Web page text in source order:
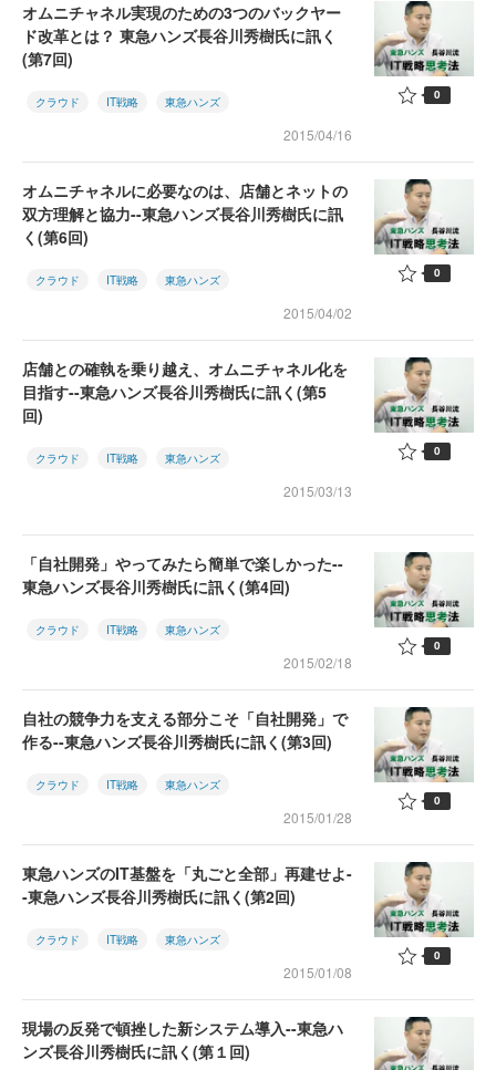
オムニチャネル実現のための3つのバックヤー
ド改革とは？ 東急ハンズ長谷川秀樹氏に訊く
(第7回)
クラウド IT戦略 東急ハンズ
2015/04/16
0
オムニチャネルに必要なのは、店舗とネットの
双方理解と協力--東急ハンズ長谷川秀樹氏に訊
く(第6回)
クラウド IT戦略 東急ハンズ
2015/04/02
0
店舗との確執を乗り越え、オムニチャネル化を
目指す--東急ハンズ長谷川秀樹氏に訊く(第5
回)
クラウド IT戦略 東急ハンズ
2015/03/13
0
「自社開発」やってみたら簡単で楽しかった--
東急ハンズ長谷川秀樹氏に訊く(第4回)
クラウド IT戦略 東急ハンズ
2015/02/18
0
自社の競争力を支える部分こそ「自社開発」で
作る--東急ハンズ長谷川秀樹氏に訊く(第3回)
クラウド IT戦略 東急ハンズ
2015/01/28
0
東急ハンズのIT基盤を「丸ごと全部」再建せよ-
-東急ハンズ長谷川秀樹氏に訊く(第2回)
クラウド IT戦略 東急ハンズ
2015/01/08
0
現場の反発で頓挫した新システム導入--東急ハ
ンズ長谷川秀樹氏に訊く(第１回)